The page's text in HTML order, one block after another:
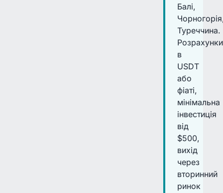
Балі,
Туреччина.
Розрахунки
в
USDT
або
фіаті,
мінімальна
інвестиція
від
$500,
вихід
через
вторинний
ринок